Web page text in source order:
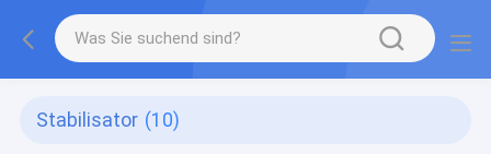
Stabilisator (10)